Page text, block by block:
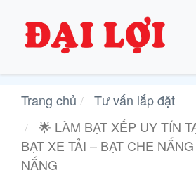
Trang chủ
Tư vấn lắp đặt
🌟 LÀM BẠT XẾP UY TÍN
BẠT XE TẢI – BẠT CHE
NẮNG